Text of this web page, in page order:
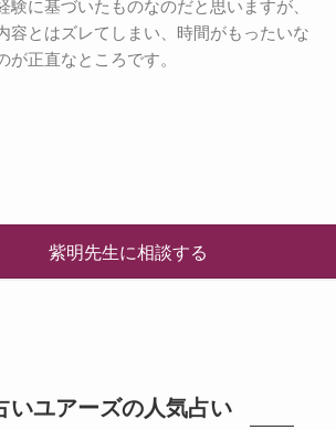
験に基づいたものなのだと思いますが、
容とはズレてしまい、時間がもったいな
が正直なところです。
紫明先生に相談する
いユアーズの人気占い